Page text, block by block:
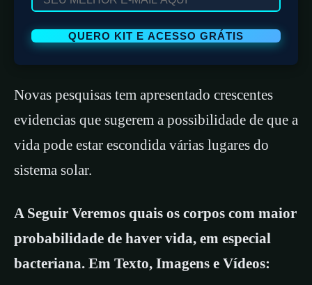
Novas pesquisas tem apresentado crescentes
evidencias que sugerem a possibilidade de que a
vida pode estar escondida várias lugares do
sistema solar.
A Seguir Veremos quais os corpos com maior
probabilidade de haver vida, em especial
bacteriana. Em Texto, Imagens e Vídeos: